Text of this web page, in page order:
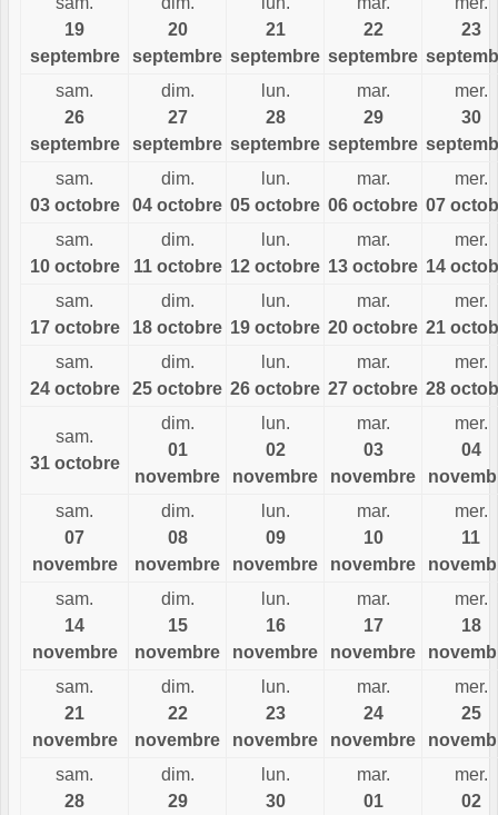
19
septembre
20
septembre
21
septembre
22
septembre
23
sam.
26
septembre
dim.
27
septembre
lun.
28
septembre
mar.
29
septembre
mer.
30
sam.
03 octobre
dim.
04 octobre
lun.
05 octobre
mar.
06 octobre
mer.
07
sam.
10 octobre
dim.
11 octobre
lun.
12 octobre
mar.
13 octobre
mer.
14
sam.
17 octobre
dim.
18 octobre
lun.
19 octobre
mar.
20 octobre
mer.
21
sam.
24 octobre
dim.
25 octobre
lun.
26 octobre
mar.
27 octobre
mer.
28
sam.
31 octobre
dim.
01
novembre
lun.
02
novembre
mar.
03
novembre
mer.
04
sam.
07
novembre
dim.
08
novembre
lun.
09
novembre
mar.
10
novembre
mer.
11
sam.
14
novembre
dim.
15
novembre
lun.
16
novembre
mar.
17
novembre
mer.
18
sam.
21
novembre
dim.
22
novembre
lun.
23
novembre
mar.
24
novembre
mer.
25
sam.
28
dim.
29
lun.
30
mar.
01
mer.
02